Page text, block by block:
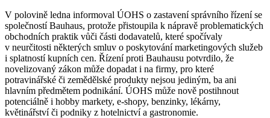
V polovině ledna informoval ÚOHS o zastavení správního řízení se
společností Bauhaus, protože přistoupila k nápravě problematických
obchodních praktik vůči části dodavatelů, které spočívaly
v neurčitosti některých smluv o poskytování marketingových služeb
i splatností kupních cen. Řízení proti Bauhausu potvrdilo, že
novelizovaný zákon může dopadat i na firmy, pro které
potravinářské či zemědělské produkty nejsou jediným, ba ani
hlavním předmětem podnikání. ÚOHS může nově postihnout
potenciálně i hobby markety, e-shopy, benzinky, lékárny,
květinářství či podniky z hotelnictví a gastronomie.